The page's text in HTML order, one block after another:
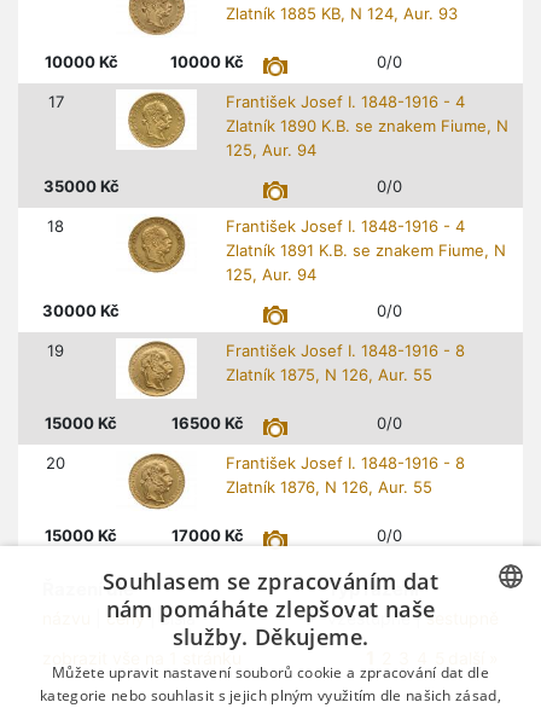
Zlatník 1885 KB, N 124, Aur. 93
10000 Kč 10000 Kč 0/0
17
František Josef I. 1848-1916 - 4
Zlatník 1890 K.B. se znakem Fiume, N
125, Aur. 94
35000 Kč 0/0
18
František Josef I. 1848-1916 - 4
Zlatník 1891 K.B. se znakem Fiume, N
125, Aur. 94
30000 Kč 0/0
19
František Josef I. 1848-1916 - 8
Zlatník 1875, N 126, Aur. 55
15000 Kč 16500 Kč 0/0
20
František Josef I. 1848-1916 - 8
Zlatník 1876, N 126, Aur. 55
15000 Kč 17000 Kč 0/0
Řazení dle
ceny| čísla
Typ řazení
vzestupně |sestupně
GERMAN
Souhlasem se zpracováním dat
nám pomáháte zlepšovat naše
služby. Děkujeme.
Můžete upravit nastavení souborů cookie a zpracování dat dle
kategorie nebo souhlasit s jejich plným využitím dle našich zásad,